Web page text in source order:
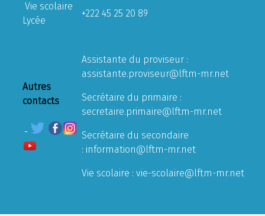
Vie scolaire
Lycée
+222 45 25 20 89
Autres
contacts
Assistante du proviseur :
assistante.proviseur@lftm-mr.net
Secrétaire du primaire :
secretaire.primaire@lftm-mr.net
Secrétaire du secondaire
: information@lftm-mr.net
Vie scolaire : vie-scolaire@lftm-mr.net